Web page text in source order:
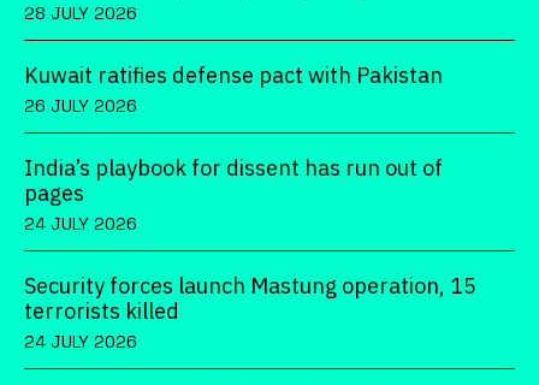
28 JULY 2026
Kuwait ratifies defense pact with Pakistan
26 JULY 2026
India’s playbook for dissent has run out of
pages
24 JULY 2026
Security forces launch Mastung operation, 15
terrorists killed
24 JULY 2026